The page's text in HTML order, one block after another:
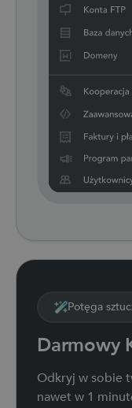
Potęga
Darmowy
Odkryj w sobie
nawet w 1